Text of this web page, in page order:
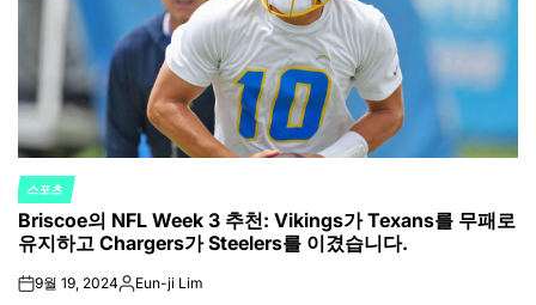
POSTED
IN
스포츠
Briscoe의 NFL Week 3 추천: Vikings가 Texans를 무패로
유지하고 Chargers가 Steelers를 이겼습니다.
on9월 19, 2024Posted
Eun-ji Lim